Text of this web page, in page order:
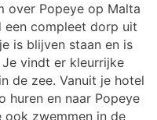
over Popeye op Malta
een compleet dorp uit
is blijven staan en is
vindt er kleurrijke
de zee. Vanuit je hotel
huren en naar Popeye
ook zwemmen in de